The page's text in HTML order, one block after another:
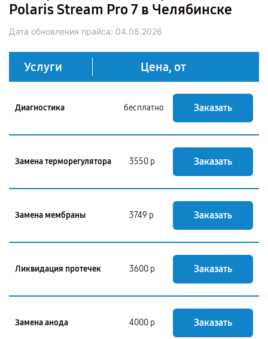
Polaris Stream Pro 7 в Челябинске
Дата обновления прайса: 04.08.2026
Услуги Цена, от
Диагностика бесплатно Заказать
Замена терморегулятора 3550 р Заказать
Замена мембраны 3749 р Заказать
Ликвидация протечек 3600 р Заказать
Замена анода 4000 р Заказать